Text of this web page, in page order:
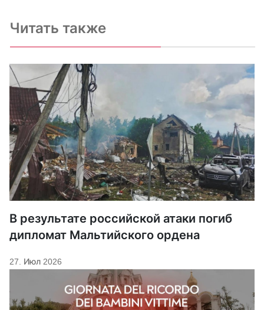
Читать также
В результате российской атаки погиб
дипломат Мальтийского ордена
27. Июл 2026